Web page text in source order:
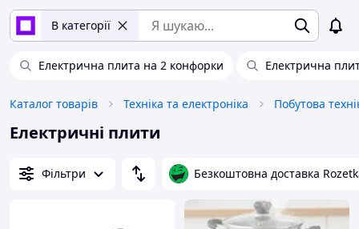
В категорії
Електрична плита на 2 конфорки Електрична
Каталог товарів Техніка та електроніка Побутова
Електричні плити
Фільтри Безкоштовна доставка